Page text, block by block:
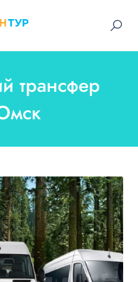
трансфер